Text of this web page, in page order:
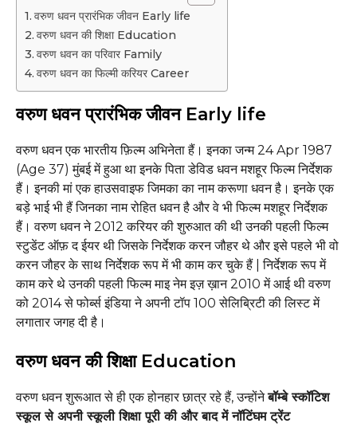
वरुण धवन प्रारंभिक जीवन Early life
वरुण धवन की शिक्षा Education
वरुण धवन का परिवार Family
वरुण धवन का फिल्मी करियर Career
वरुण धवन प्रारंभिक जीवन Early life
वरुण धवन एक भारतीय फ़िल्म अभिनेता हैं। इनका जन्म 24 Apr 1987
(Age 37) मुंबई में हुआ था इनके पिता डेविड धवन मशहूर फिल्‍म निर्देशक
हैं। इनकी मां एक हाउसवाइफ जिमका का नाम करूणा धवन है। इनके एक
बड़े भाई भी हैं जिनका नाम रोहित धवन है और वे भी फिल्‍म मशहूर निर्देशक
हैं। वरुण धवन ने 2012 करियर की शुरुआत की थी उनकी पहली फिल्म
स्टुडेंट ऑफ़ द ईयर थी जिसके निर्देशक करन जौहर थे और इसे पहले भी वो
करन जौहर के साथ निर्देशक रूप में भी काम कर चुके हैं | निर्देशक रूप में
काम करे थे उनकी पहली फिल्म माइ नेम इज़ ख़ान 2010 में आई थी वरुण
को 2014 से फोर्ब्स इंडिया ने अपनी टॉप 100 सेलिब्रिटी की लिस्‍ट में
लगातार जगह दी है।
वरुण धवन की शिक्षा Education
वरुण धवन शुरूआत से ही एक होनहार छात्र रहे हैं, उन्होंनेबॉम्बे स्कॉटिश
स्कूल से अपनी स्कूली शिक्षा पूरी की और बाद में नॉटिंघम ट्रेंट